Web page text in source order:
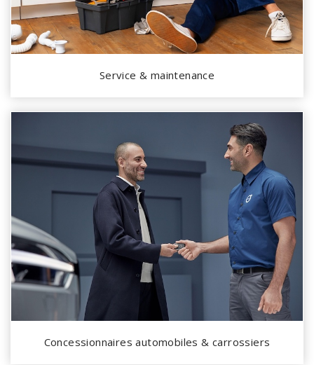
Service & maintenance
Concessionnaires automobiles & carrossiers